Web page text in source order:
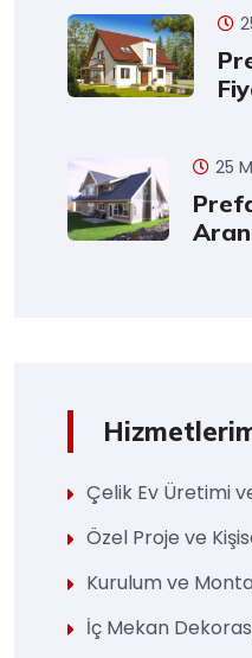
25
Çelik Ev Üretimi
Özel Proje ve
Kurulum ve
İç Mekan